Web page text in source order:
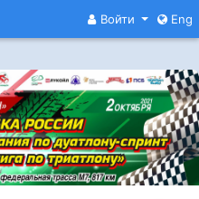
Войти Eng